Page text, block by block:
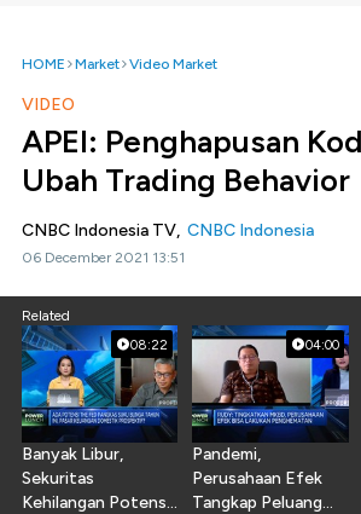
HOME Market Video Market
VIDEO
APEI: Penghapusan
Ubah Trading Behavior
CNBC Indonesia TV, CNBC Indonesia
06 December 2021 13:51
Related
08:22
Banyak Libur,
Sekuritas
Kehilangan Potensi
04:00
Pandemi,
Perusahaan Efek
Tangkap Peluang